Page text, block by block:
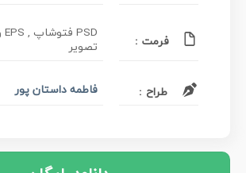
فرمت :
تصویر
طراح : فاطمه داستان پور